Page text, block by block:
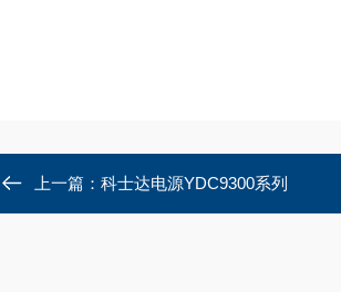
上一篇： 科士达电源YDC9300系列